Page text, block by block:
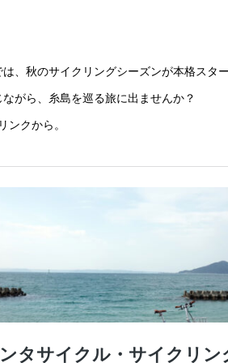
は、秋のサイクリングシーズンが本格スタ
がら、糸島を巡る旅に出ませんか？
ンクから。